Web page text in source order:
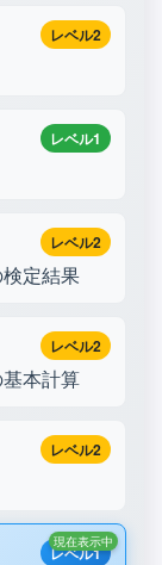
レベル2
レベル1
レベル2
定結果
レベル2
本計算
レベル2
レベル1
現在表示中